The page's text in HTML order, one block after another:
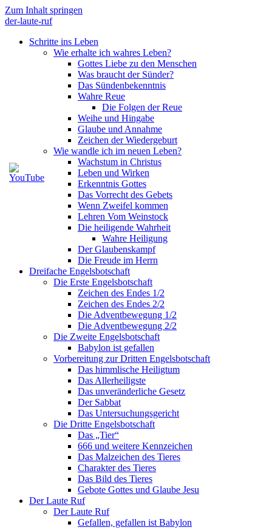
Zum Inhalt springen
der-laute-ruf
Schritte ins Leben
Wie erhalte ich wahres Leben?
Gottes Liebe zu den Menschen
Was braucht der Sünder?
Das Sündenbekenntnis
Wahre Reue
Die Folgen der Reue
Weihe und Hingabe
Glaube und Annahme
Zeichen der Wiedergeburt
Wie wandle ich im neuen Leben?
Wachstum in Christus
Leben und Wirken
Erkenntnis Gottes
Das Vorrecht des Gebets
Wenn Zweifel kommen
Lehren Vom Weinstock
Die heiligende Wahrheit
Wahre Heiligung
Der Glaubenskampf
Die Freude im Herrn
Dreifache Engelsbotschaft
Die Erste Engelsbotschaft
Zeichen des Endes 1/2
Zeichen des Endes 2/2
Die Adventbewegung 1/2
Die Adventbewegung 2/2
Die Zweite Engelsbotschaft
Babylon ist gefallen
Vorbereitung zur Dritten Engelsbotschaft
Das himmlische Heiligtum
Das Allerheiligste
Das unveränderliche Gesetz
Der Sabbat
Das Untersuchungsgericht
Die Dritte Engelsbotschaft
Das „Tier“
666 und weitere Kennzeichen
Das Malzeichen des Tieres
Charakter des Tieres
Das Bild des Tieres
Gebote Gottes und Glaube Jesu
Der Laute Ruf
Der Laute Ruf
Gefallen, gefallen ist Babylon